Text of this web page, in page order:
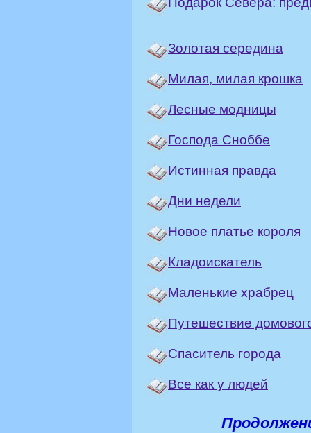
Золотая середина
Милая, милая крошка
Лесные модницы
Господа Сноббе
Истинная правда
Дни недели
Новое платье короля
Кладоискатель
Маленькие храбрец
Путешествие
Спаситель города
Все как у людей